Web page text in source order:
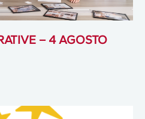
– 4 AGOSTO